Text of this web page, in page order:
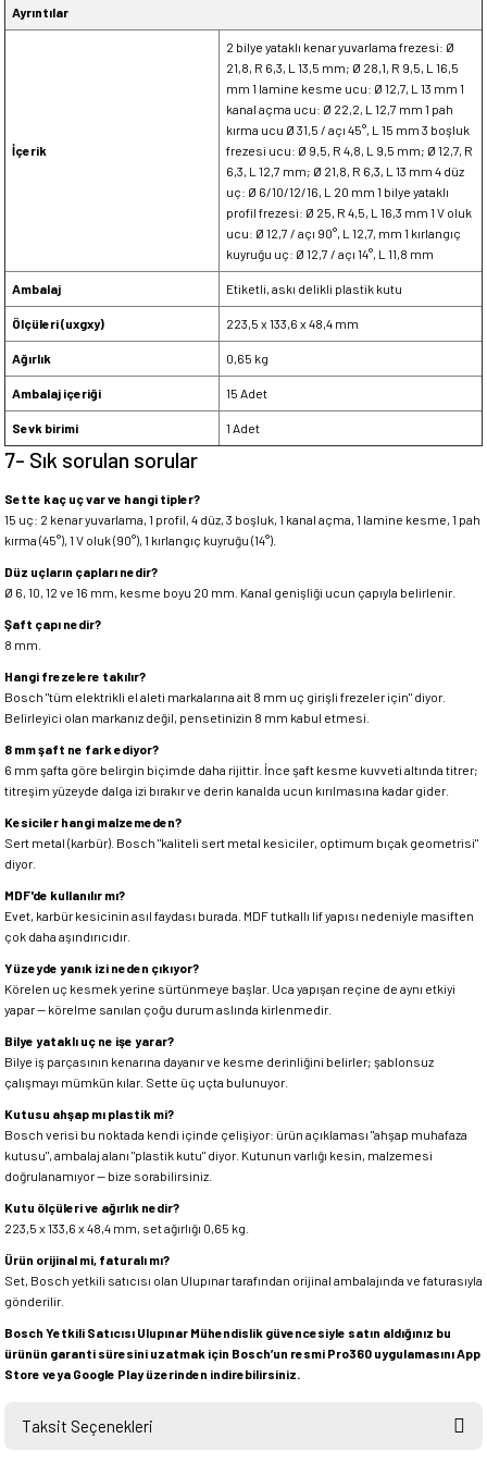
Ayrıntılar
İçerik
2 bilye yataklı kenar yuvarlama frezesi: Ø
21,8, R 6,3, L 13,5 mm; Ø 28,1, R 9,5, L 16,5
mm 1 lamine kesme ucu: Ø 12,7, L 13 mm 1
kanal açma ucu: Ø 22,2, L 12,7 mm 1 pah
kırma ucu Ø 31,5 / açı 45°, L 15 mm 3 boşluk
frezesi ucu: Ø 9,5, R 4,8, L 9,5 mm; Ø 12,7, R
6,3, L 12,7 mm; Ø 21,8, R 6,3, L 13 mm 4 düz
uç: Ø 6/10/12/16, L 20 mm 1 bilye yataklı
profil frezesi: Ø 25, R 4,5, L 16,3 mm 1 V oluk
ucu: Ø 12,7 / açı 90°, L 12,7, mm 1 kırlangıç
kuyruğu uç: Ø 12,7 / açı 14°, L 11,8 mm
Ambalaj Etiketli, askı delikli plastik kutu
Ölçüleri (uxgxy) 223,5 x 133,6 x 48,4 mm
Ağırlık 0,65 kg
Ambalaj içeriği 15 Adet
Sevk birimi 1 Adet
7- Sık sorulan sorular
Sette kaç uç var ve hangi tipler?
15 uç: 2 kenar yuvarlama, 1 profil, 4 düz, 3 boşluk, 1 kanal açma, 1 lamine kesme, 1 pah
kırma (45°), 1 V oluk (90°), 1 kırlangıç kuyruğu (14°).
Düz uçların çapları nedir?
Ø 6, 10, 12 ve 16 mm, kesme boyu 20 mm. Kanal genişliği ucun çapıyla belirlenir.
Şaft çapı nedir?
8 mm.
Hangi frezelere takılır?
Bosch "tüm elektrikli el aleti markalarına ait 8 mm uç girişli frezeler için" diyor.
Belirleyici olan markanız değil, pensetinizin 8 mm kabul etmesi.
8 mm şaft ne fark ediyor?
6 mm şafta göre belirgin biçimde daha rijittir. İnce şaft kesme kuvveti altında titrer;
titreşim yüzeyde dalga izi bırakır ve derin kanalda ucun kırılmasına kadar gider.
Kesiciler hangi malzemeden?
Sert metal (karbür). Bosch "kaliteli sert metal kesiciler, optimum bıçak geometrisi"
diyor.
MDF'de kullanılır mı?
Evet, karbür kesicinin asıl faydası burada. MDF tutkallı lif yapısı nedeniyle masiften
çok daha aşındırıcıdır.
Yüzeyde yanık izi neden çıkıyor?
Körelen uç kesmek yerine sürtünmeye başlar. Uca yapışan reçine de aynı etkiyi
yapar — körelme sanılan çoğu durum aslında kirlenmedir.
Bilye yataklı uç ne işe yarar?
Bilye iş parçasının kenarına dayanır ve kesme derinliğini belirler; şablonsuz
çalışmayı mümkün kılar. Sette üç uçta bulunuyor.
Kutusu ahşap mı plastik mi?
Bosch verisi bu noktada kendi içinde çelişiyor: ürün açıklaması "ahşap muhafaza
kutusu", ambalaj alanı "plastik kutu" diyor. Kutunun varlığı kesin, malzemesi
doğrulanamıyor — bize sorabilirsiniz.
Kutu ölçüleri ve ağırlık nedir?
223,5 x 133,6 x 48,4 mm, set ağırlığı 0,65 kg.
Ürün orijinal mi, faturalı mı?
Set, Bosch yetkili satıcısı olan Ulupınar tarafından orijinal ambalajında ve faturasıyla
gönderilir.
Bosch Yetkili Satıcısı Ulupınar Mühendislik güvencesiyle satın aldığınız bu
ürünün garanti süresini uzatmak için Bosch’un resmi Pro360 uygulamasını App
Store veya Google Play üzerinden indirebilirsiniz.
Taksit Seçenekleri